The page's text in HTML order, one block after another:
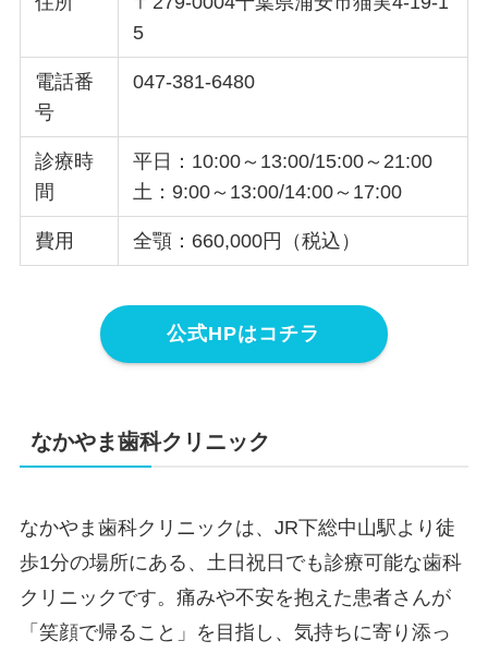
5
電話番
号
047-381-6480
診療時
間
平日：10:00～13:00/15:00～21:00
土：9:00～13:00/14:00～17:00
費用 全顎：660,000円（税込）
公式HPはコチラ
なかやま歯科クリニック
なかやま歯科クリニックは、JR下総中山駅より徒
歩1分の場所にある、土日祝日でも診療可能な歯科
クリニックです。痛みや不安を抱えた患者さんが
「笑顔で帰ること」を目指し、気持ちに寄り添っ